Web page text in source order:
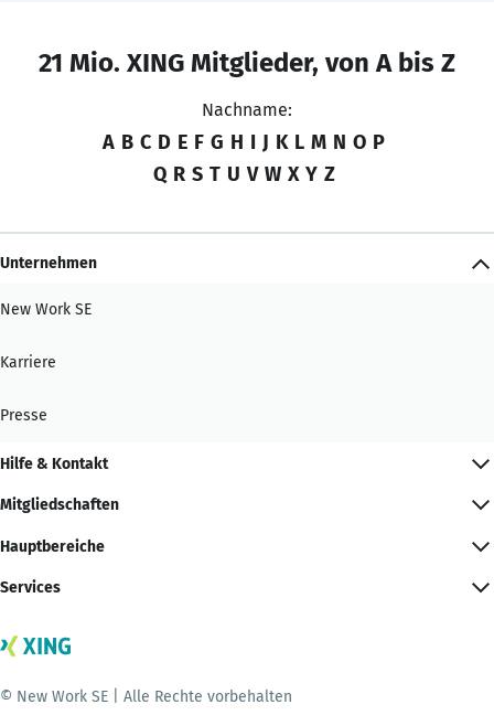
21 Mio. XING Mitglieder, von A bis Z
Nachname:
A B C D E F G H I J K L M N O P
Q R S T U V W X Y Z
Unternehmen
New Work SE
Karriere
Presse
Hilfe & Kontakt
Mitgliedschaften
Hauptbereiche
Services
© New Work SE | Alle Rechte vorbehalten